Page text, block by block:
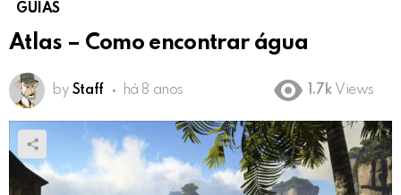
GUIAS
Atlas – Como encontrar água
by Staff há 8 anos 1.7k Views